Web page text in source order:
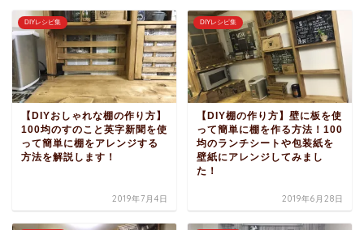
DIYレシピ集
【DIYおしゃれな棚の作り方】
100均のすのこと英字新聞を使
って簡単に棚をアレンジする
方法を解説します！
2019年7月4日
DIYレシピ集
【DIY棚の作り方】壁に板を使
って簡単に棚を作る方法！100
均のランチシートや包装紙を
壁紙にアレンジしてみまし
た！
2019年6月28日